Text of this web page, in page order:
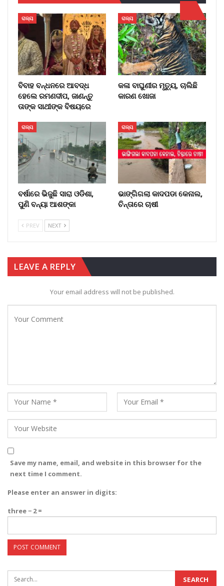
ରାଜ୍ୟ
ବିବାହ ବନ୍ଧନରେ ଆବଦ୍ଧ
ହେଲେ ରମଣଦୀପ, ଜାଣନ୍ତୁ
ତାଙ୍କ ସାଥୀଙ୍କ ବିଷୟରେ
ରାଜ୍ୟ
କଳା ବାଘୁଣୀର ମୃତ୍ୟୁ, ଚାଲିଛି
କାରଣ ଖୋଜା
ରାଜ୍ୟ
ବର୍ଷାରେ ଭିଜୁଛି ସାରା ଓଡିଶା,
ପୁଣି ବନ୍ୟା ଆଶଙ୍କା
ରାଜ୍ୟ
ଭାଙ୍ଗିଗଲା କାଦପଡା କେନାଲ,
ଚିନ୍ତାରେ ଚାଷୀ
PREV NEXT
LEAVE A REPLY
Your email address will not be published.
Save my name, email, and website in this browser for the
next time I comment.
Please enter an answer in digits:
three − 2 =